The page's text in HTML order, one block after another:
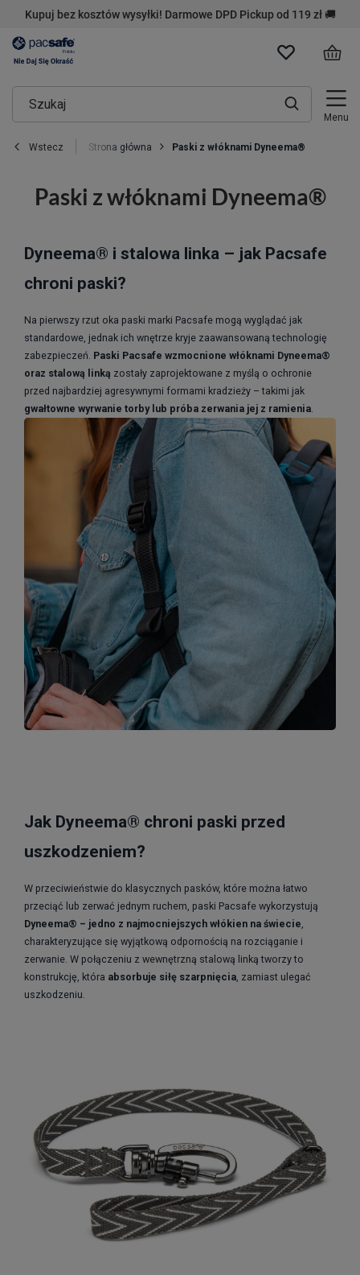
Kupuj bez kosztów wysyłki! Darmowe DPD Pickup od 119 zł 🚚
Menu
Wstecz Strona główna Paski z włóknami Dyneema®
Paski z włóknami Dyneema®
Dyneema® i stalowa linka – jak Pacsafe
chroni paski?
Na pierwszy rzut oka paski marki Pacsafe mogą wyglądać jak
standardowe, jednak ich wnętrze kryje zaawansowaną technologię
zabezpieczeń. Paski Pacsafe wzmocnione włóknami Dyneema®
oraz stalową linką zostały zaprojektowane z myślą o ochronie
przed najbardziej agresywnymi formami kradzieży – takimi jak
gwałtowne wyrwanie torby lub próba zerwania jej z ramienia.
Jak Dyneema® chroni paski przed
uszkodzeniem?
W przeciwieństwie do klasycznych pasków, które można łatwo
przeciąć lub zerwać jednym ruchem, paski Pacsafe wykorzystują
Dyneema® – jedno z najmocniejszych włókien na świecie,
charakteryzujące się wyjątkową odpornością na rozciąganie i
zerwanie. W połączeniu z wewnętrzną stalową linką tworzy to
konstrukcję, która absorbuje siłę szarpnięcia, zamiast ulegać
uszkodzeniu.